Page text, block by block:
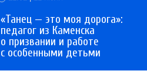
«Танец — это моя дорога»:
педагог из Каменска
о призвании и работе
с особенными детьми